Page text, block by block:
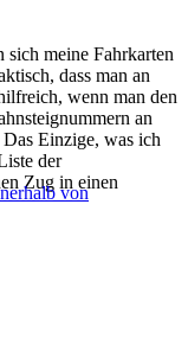
sich meine Fahrkarten
dass man an
wenn man den
an
Einzige, was ich
der
Zug in einen
von